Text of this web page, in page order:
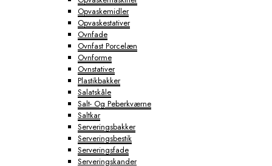
Opvaskemidler
Opvaskestativer
Ovnfade
Ovnfast Porcelæn
Ovnforme
Ovnstativer
Plastikbakker
Salatskåle
Salt- Og Peberkværne
Saltkar
Serveringsbakker
Serveringsbestik
Serveringsfade
Serveringskander